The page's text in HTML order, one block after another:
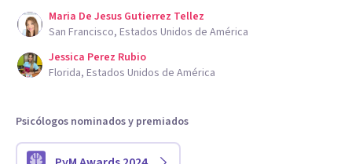
Maria De Jesus Gutierrez Tellez
San Francisco, Estados Unidos de América
Jessica Perez Rubio
Florida, Estados Unidos de América
Psicólogos nominados y premiados